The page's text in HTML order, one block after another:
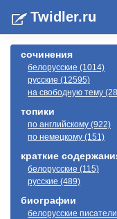
Twidler.ru
сочинения
белорусские (1014)
русские (12595)
на свободную тему
топики
по английскому (922)
по немецкому (151)
краткие
белорусские (115)
русские (489)
биографии
белорусские